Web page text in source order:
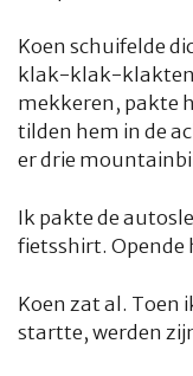
Koen schuifelde
klak-klak-klakten
mekkeren, pakte
tilden hem in de
er drie
Ik pakte de
fietsshirt. Opende
Koen zat al. Toen
startte, werden